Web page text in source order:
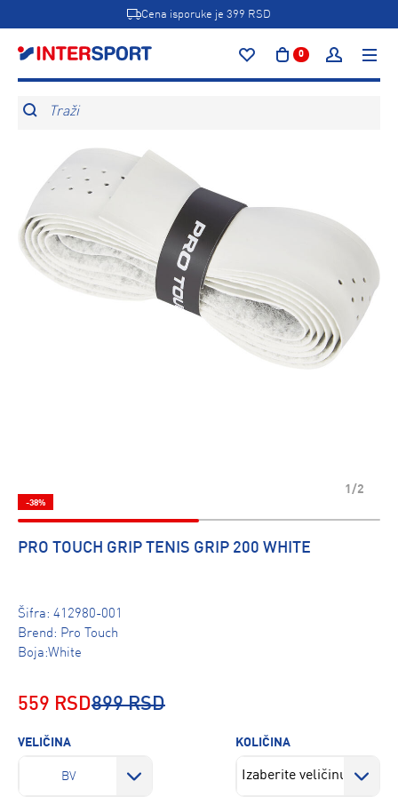
Cena isporuke je 399 RSD
0
Traži
1/2
-38%
PRO TOUCH GRIP TENIS GRIP 200 WHITE
Šifra: 412980-001
Brend: Pro Touch
Boja:White
559 RSD899 RSD
VELIČINA
BV
KOLIČINA